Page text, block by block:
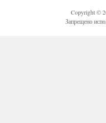
Copyright ©
Запрещено